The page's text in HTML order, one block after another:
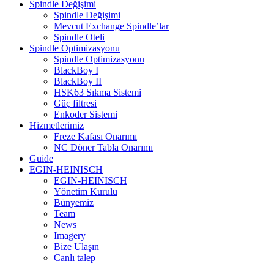
Spindle Değişimi
Spindle Değişimi
Mevcut Exchange Spindle’lar
Spindle Oteli
Spindle Optimizasyonu
Spindle Optimizasyonu
BlackBoy I
BlackBoy II
HSK63 Sıkma Sistemi
Güç filtresi
Enkoder Sistemi
Hizmetlerimiz
Freze Kafası Onarımı
NC Döner Tabla Onarımı
Guide
EGIN-HEINISCH
EGIN-HEINISCH
Yönetim Kurulu
Bünyemiz
Team
News
Imagery
Bize Ulaşın
Canlı talep